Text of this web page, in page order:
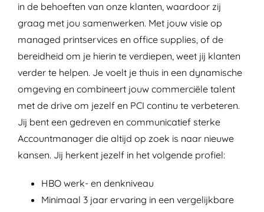
in de behoeften van onze klanten, waardoor zij
graag met jou samenwerken. Met jouw visie op
managed printservices en office supplies, of de
bereidheid om je hierin te verdiepen, weet jij klanten
verder te helpen. Je voelt je thuis in een dynamische
omgeving en combineert jouw commerciële talent
met de drive om jezelf en PCI continu te verbeteren.
Jij bent een gedreven en communicatief sterke
Accountmanager die altijd op zoek is naar nieuwe
kansen. Jij herkent jezelf in het volgende profiel:
HBO werk- en denkniveau
Minimaal 3 jaar ervaring in een vergelijkbare